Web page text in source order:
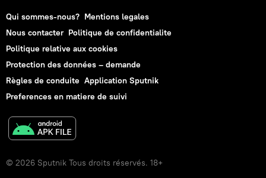
Qui sommes-nous? Mentions legales
Nous contacter Politique de confidentialite
Politique relative aux cookies
Protection des données – demande
Règles de conduite Application Sputnik
Preferences en matiere de suivi
© 2026 Sputnik Tous droits réservés. 18+